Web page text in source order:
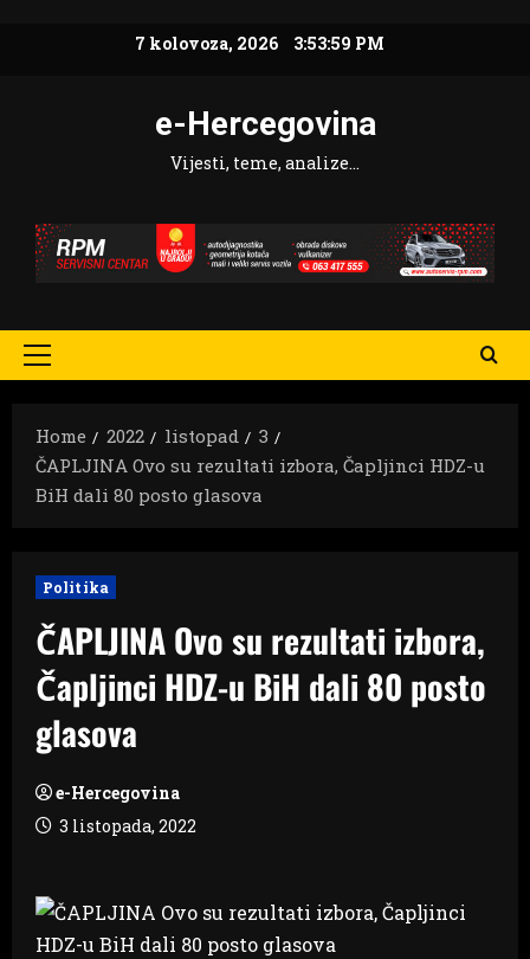
7 kolovoza, 2026 3:54:01 PM
e-Hercegovina
Vijesti, teme, analize…
Primary
Home
2022 listopad
3
ČAPLJINA Ovo su rezultati izbora, Čapljinci HDZ-u
BiH dali 80 posto glasova
Politika
ČAPLJINA Ovo su rezultati izbora,
Čapljinci HDZ-u BiH dali 80 posto
glasova
e-Hercegovina
3 listopada, 2022